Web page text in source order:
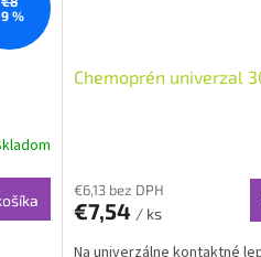
%
Chemoprén univerzal
€6,13 bez DPH
€7,54 / ks
Na univerzálne kontaktné